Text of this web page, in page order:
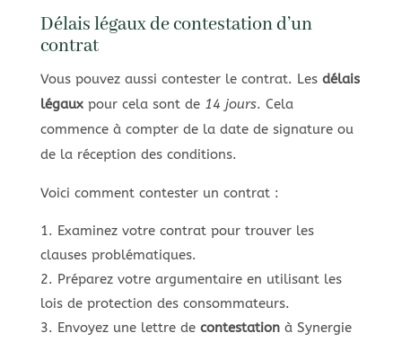
Délais légaux de contestation d’un
contrat
Vous pouvez aussi contester le contrat. Les délais
légauxpour cela sont de 14 jours. Cela
commence à compter de la date de signature ou
de la réception des conditions.
Voici comment contester un contrat :
Examinez votre contrat pour trouver les
clauses problématiques.
Préparez votre argumentaire en utilisant les
lois de protection des consommateurs.
Envoyez une lettre de contestationà Synergie